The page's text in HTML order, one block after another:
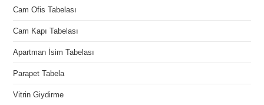
Cam Ofis Tabelası
Cam Kapı Tabelası
Apartman İsim Tabelası
Parapet Tabela
Vitrin Giydirme